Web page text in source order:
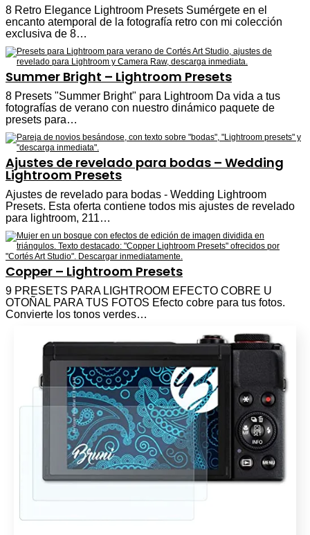
8 Retro Elegance Lightroom Presets Sumérgete en el
encanto atemporal de la fotografía retro con mi colección
exclusiva de 8…
Summer Bright – Lightroom Presets
8 Presets "Summer Bright" para Lightroom Da vida a tus
fotografías de verano con nuestro dinámico paquete de
presets para…
Ajustes de revelado para bodas – Wedding
Lightroom Presets
Ajustes de revelado para bodas - Wedding Lightroom
Presets. Esta oferta contiene todos mis ajustes de revelado
para lightroom, 211…
Copper – Lightroom Presets
9 PRESETS PARA LIGHTROOM EFECTO COBRE U
OTOÑAL PARA TUS FOTOS Efecto cobre para tus fotos.
Convierte los tonos verdes…